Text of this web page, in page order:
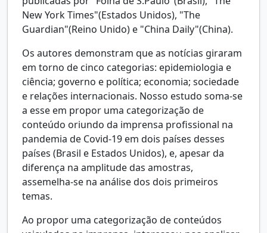
New York Times"(Estados Unidos), "The
Guardian"(Reino Unido) e "China Daily"(China).
Os autores demonstram que as notícias giraram
em torno de cinco categorias: epidemiologia e
ciência; governo e política; economia; sociedade
e relações internacionais. Nosso estudo soma-se
a esse em propor uma categorização de
conteúdo oriundo da imprensa profissional na
pandemia de Covid-19 em dois países desses
países (Brasil e Estados Unidos), e, apesar da
diferença na amplitude das amostras,
assemelha-se na análise dos dois primeiros
temas.
Ao propor uma categorização de conteúdos